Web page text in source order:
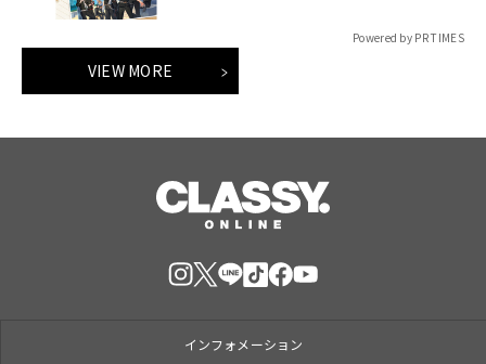
Powered by PR TIMES
VIEW MORE
インフォメーション